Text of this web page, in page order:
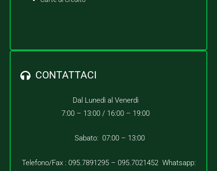
CONTATTACI
Dal Lunedì al Venerdì
7:00 – 13:00 / 16:00 – 19:00
Sabato: 07:00 – 13:00
Telefono/Fax : 095.7891295 – 095.7021452 Whatsapp: